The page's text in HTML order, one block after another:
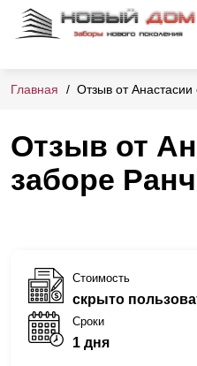
Главная Отзыв от
Отзыв от
заборе
Стоимость
скрыто
Сроки
1 дня